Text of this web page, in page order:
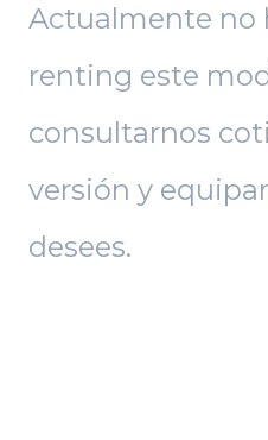
Actualmente no
renting este
consultarnos
versión y
desees.